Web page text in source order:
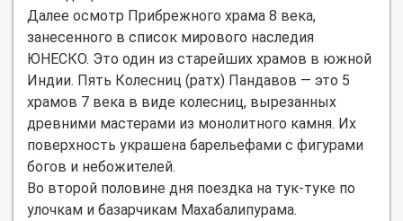
Далее осмотр Прибрежного храма 8 века,
занесенного в список мирового наследия
ЮНЕСКО. Это один из старейших храмов в южной
Индии. Пять Колесниц (ратх) Пандавов — это 5
храмов 7 века в виде колесниц, вырезанных
древними мастерами из монолитного камня. Их
поверхность украшена барельефами с фигурами
богов и небожителей.
Во второй половине дня поездка на тук-туке по
улочкам и базарчикам Махабалипурама.